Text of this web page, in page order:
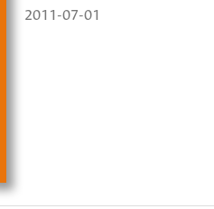
2011-07-01